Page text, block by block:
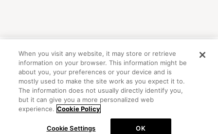
初めての方向けガイド
Cookie Settings
When you visit any website, it may store or retrieve
information on your browser. This information might be
about you, your preferences or your device and is
mostly used to make the site work as you expect it to.
The information does not usually directly identify you,
but it can give you a more personalized web
experience. Cookie Policy
Cookie Settings OK